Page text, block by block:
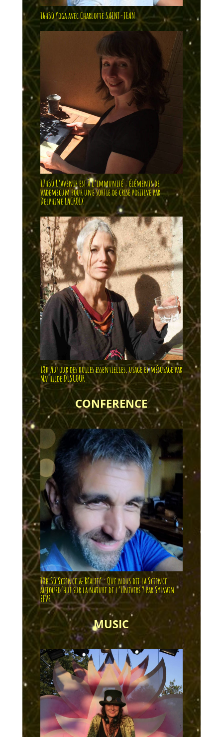
16h30 Yoga avec Charlotte SAINT-JEAN
17h30 L’avenir est à l’immunité : éléments de
vademecum pour une sortie de crise positive par
Delphine LACROIX
18h Autour des huiles essentielles, usage et mésusage par
Mathilde DESCOUR
CONFERENCE
18h 30 Science & Réalité : Que nous dit la Science
aujourd’hui sur la nature de l’Univers ? par Sylvain
FEVE
MUSIC